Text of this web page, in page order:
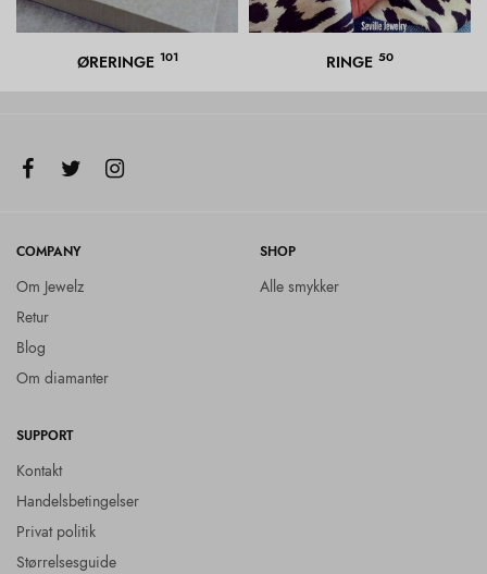
ØRERINGE 101 RINGE 50
COMPANY
Om Jewelz
Retur
Blog
Om diamanter
SHOP
Alle smykker
SUPPORT
Kontakt
Handelsbetingelser
Privat politik
Størrelsesguide